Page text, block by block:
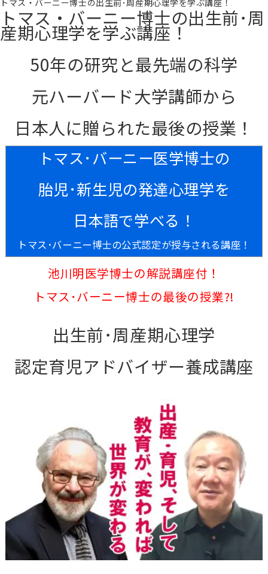
トマス・バーニー博士の出生前･周
産期心理学を学ぶ講座！
50年の研究と最先端の科学
元ハーバード大学講師から
日本人に贈られた最後の授業！
トマス･バーニー医学博士の
胎児･新生児の発達心理学を
日本語で学べる！
トマス･バーニー博士の公式認定が授与される講座！
池川明医学博士の解説講座付！
トマス･バーニー博士の最後の授業?!
出生前･周産期心理学
認定育児アドバイザー養成講座